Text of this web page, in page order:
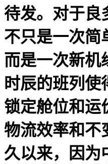
待发。对于良
不只是一次简
而是一次新机
时辰的班列
锁定舱位和运
物流效率和不
久以来，因为